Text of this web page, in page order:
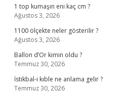
1 top kumaşın eni kaç cm ?
Ağustos 3, 2026
1100 ölçekte neler gösterilir ?
Ağustos 3, 2026
Ballon d’Or kimin oldu ?
Temmuz 30, 2026
İstikbal-i kıble ne anlama gelir ?
Temmuz 30, 2026